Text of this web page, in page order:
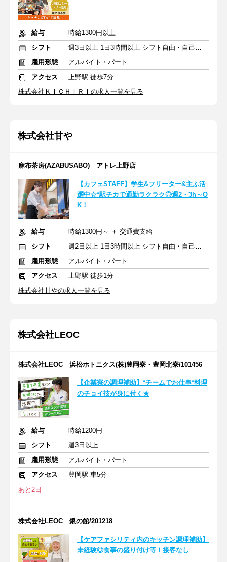
給与
時給1300円以上
シフト
週3日以上 1日3時間以上 シフト自由・自己申告
雇用形態
アルバイト・パート
アクセス
上野駅 徒歩7分
株式会社ＫＩＣＨＩＲＩの求人一覧を見る
株式会社甘や
麻布茶房(AZABUSABO) アトレ上野店
【カフェSTAFF】学生&フリーター&主ふ活
躍中☆*駅チカで通勤ラクラク◎週2・3h～O
K！
給与
時給1300円～ ＋ 交通費支給
シフト
週2日以上 1日3時間以上 シフト自由・自己申告
雇用形態
アルバイト・パート
アクセス
上野駅 徒歩1分
株式会社甘やの求人一覧を見る
株式会社LEOC
株式会社LEOC 浜松ホトニクス(株)豊岡寮・豊岡北寮/101456
【企業寮の調理補助】*チームでお仕事*料理
のチョイ技が身に付く★
給与
時給1200円
シフト
週3日以上
雇用形態
アルバイト・パート
アクセス
豊岡駅 車5分
あと2日
株式会社LEOC 銀の館/201218
【ケアファシリティ内のキッチン調理補助】
未経験◎食事の盛り付け等！接客なし